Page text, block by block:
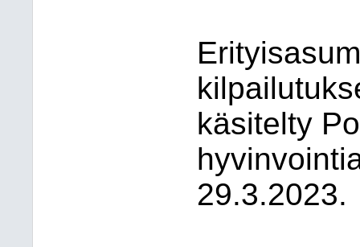
käsitelty
29.3.2023.